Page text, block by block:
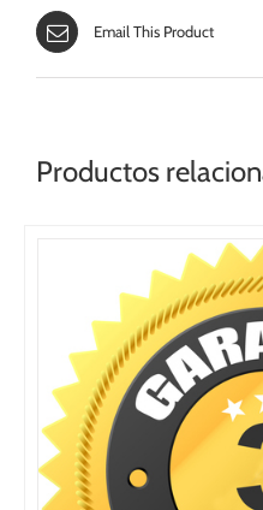
Email This Product
Productos